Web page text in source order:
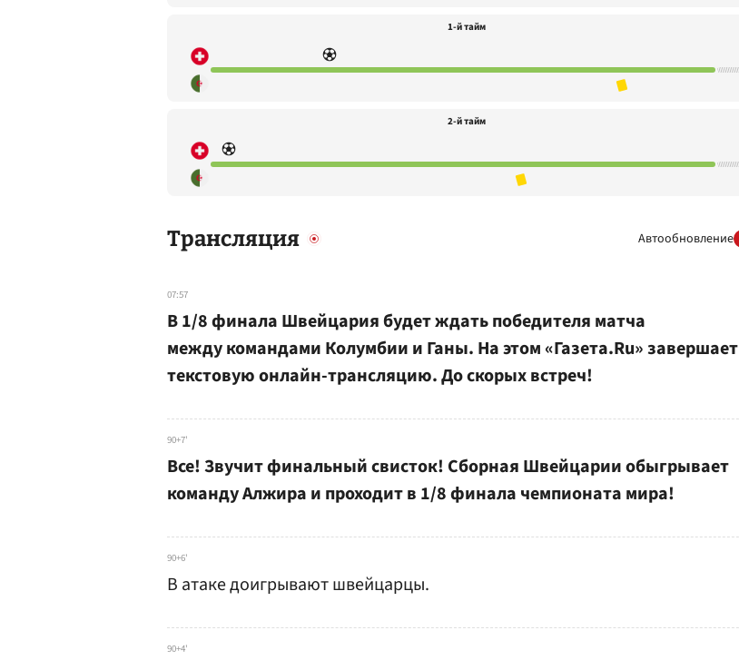
1-й тайм
2-й тайм
Трансляция Автообновление
07:57
В 1/8 финала Швейцария будет ждать победителя матча
между командами Колумбии и Ганы. На этом «Газета.Ru» завершает
текстовую онлайн-трансляцию. До скорых встреч!
90+7'
Все! Звучит финальный свисток! Сборная Швейцарии обыгрывает
команду Алжира и проходит в 1/8 финала чемпионата мира!
90+6'
В атаке доигрывают швейцарцы.
90+4'